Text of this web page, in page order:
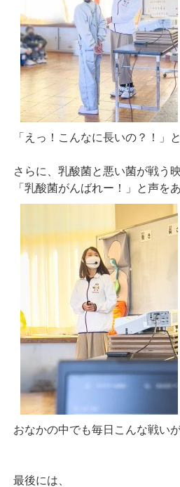
「えっ！こんなに長いの？！」
さらに、乳酸菌と悪い菌が戦う
「乳酸菌がんばれー！」と声を
おなかの中でも毎日こんな戦い
最後には、